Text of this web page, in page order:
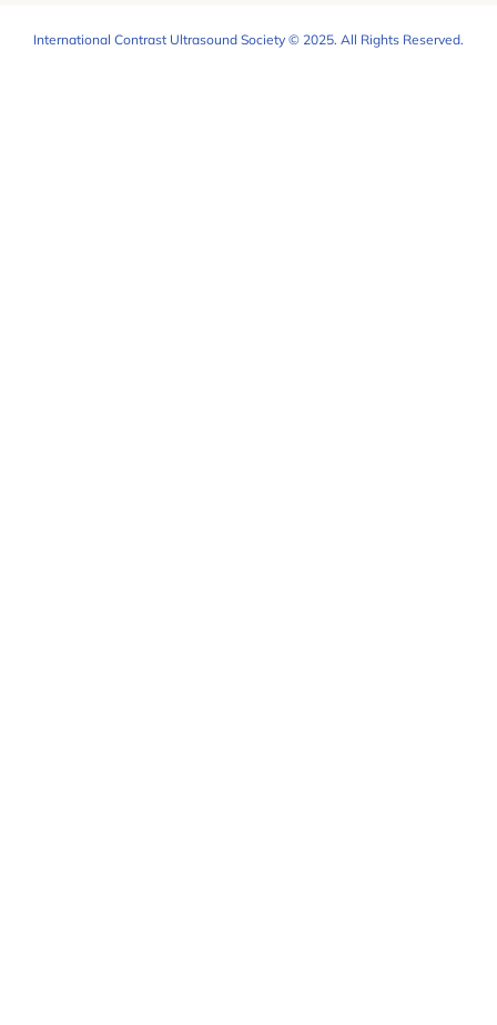
International Contrast Ultrasound Society © 2025. All Rights Reserved.